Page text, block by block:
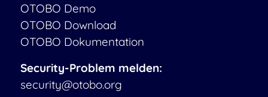
OTOBO Demo
OTOBO Download
OTOBO Dokumentation
Security-Problem melden:
security@otobo.org